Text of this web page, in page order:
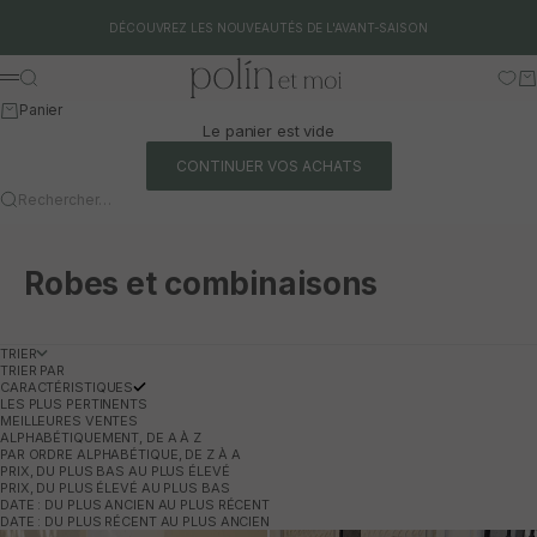
DÉCOUVREZ LES NOUVEAUTÉS DE L'AVANT-SAISON
Polín et moi
Menu
Rechercher
Panier
Le panier est vide
CONTINUER VOS ACHATS
Rechercher…
Robes et combinaisons
TRIER
TRIER PAR
CARACTÉRISTIQUES
LES PLUS PERTINENTS
MEILLEURES VENTES
ALPHABÉTIQUEMENT, DE A À Z
PAR ORDRE ALPHABÉTIQUE, DE Z À A
PRIX, DU PLUS BAS AU PLUS ÉLEVÉ
PRIX, DU PLUS ÉLEVÉ AU PLUS BAS
DATE : DU PLUS ANCIEN AU PLUS RÉCENT
DATE : DU PLUS RÉCENT AU PLUS ANCIEN